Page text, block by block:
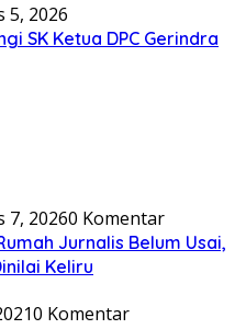
5, 2026
SK Ketua DPC Gerindra
7, 20260 Komentar
Jurnalis Belum Usai,
Keliru
0 Komentar